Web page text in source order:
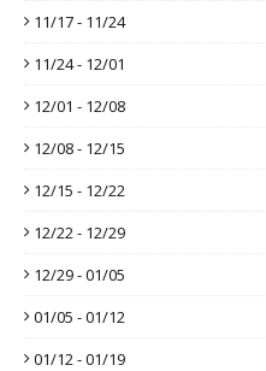
11/17 - 11/24
11/24 - 12/01
12/01 - 12/08
12/08 - 12/15
12/15 - 12/22
12/22 - 12/29
12/29 - 01/05
01/05 - 01/12
01/12 - 01/19